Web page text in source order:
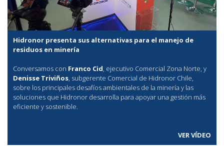
Hidronor presenta sus alternativas para el manejo de
residuos en minería
Conversamos con Franco Cid, ejecutivo Comercial Zona Norte, y
Denisse Triviños, subgerente Comercial de Hidronor Chile,
sobre los principales desafíos ambientales de la minería y las
soluciones que Hidronor desarrolla para apoyar una gestión más
eficiente y sostenible.
VER VÍDEO